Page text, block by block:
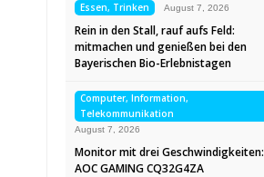
Essen, Trinken August 7, 2026
Rein in den Stall, rauf aufs Feld:
mitmachen und genießen bei den
Bayerischen Bio-Erlebnistagen
Computer, Information,
Telekommunikation
August 7, 2026
Monitor mit drei Geschwindigkeiten:
AOC GAMING CQ32G4ZA